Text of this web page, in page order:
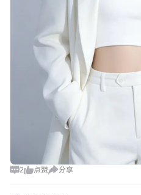
2 点赞 分享